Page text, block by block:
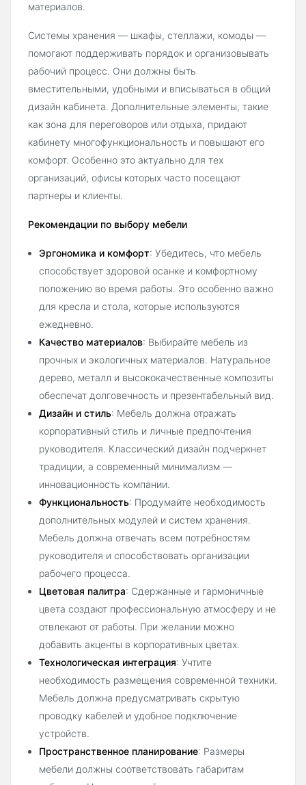
материалов.
Системы хранения — шкафы, стеллажи, комоды —
помогают поддерживать порядок и организовывать
рабочий процесс. Они должны быть
вместительными, удобными и вписываться в общий
дизайн кабинета. Дополнительные элементы, такие
как зона для переговоров или отдыха, придают
кабинету многофункциональность и повышают его
комфорт. Особенно это актуально для тех
организаций, офисы которых часто посещают
партнеры и клиенты.
Рекомендации по выбору мебели
Эргономика и комфорт: Убедитесь, что мебель
способствует здоровой осанке и комфортному
положению во время работы. Это особенно важно
для кресла и стола, которые используются
ежедневно.
Качество материалов: Выбирайте мебель из
прочных и экологичных материалов. Натуральное
дерево, металл и высококачественные композиты
обеспечат долговечность и презентабельный вид.
Дизайн и стиль: Мебель должна отражать
корпоративный стиль и личные предпочтения
руководителя. Классический дизайн подчеркнет
традиции, а современный минимализм —
инновационность компании.
Функциональность: Продумайте необходимость
дополнительных модулей и систем хранения.
Мебель должна отвечать всем потребностям
руководителя и способствовать организации
рабочего процесса.
Цветовая палитра: Сдержанные и гармоничные
цвета создают профессиональную атмосферу и не
отвлекают от работы. При желании можно
добавить акценты в корпоративных цветах.
Технологическая интеграция: Учтите
необходимость размещения современной техники.
Мебель должна предусматривать скрытую
проводку кабелей и удобное подключение
устройств.
Пространственное планирование: Размеры
мебели должны соответствовать габаритам